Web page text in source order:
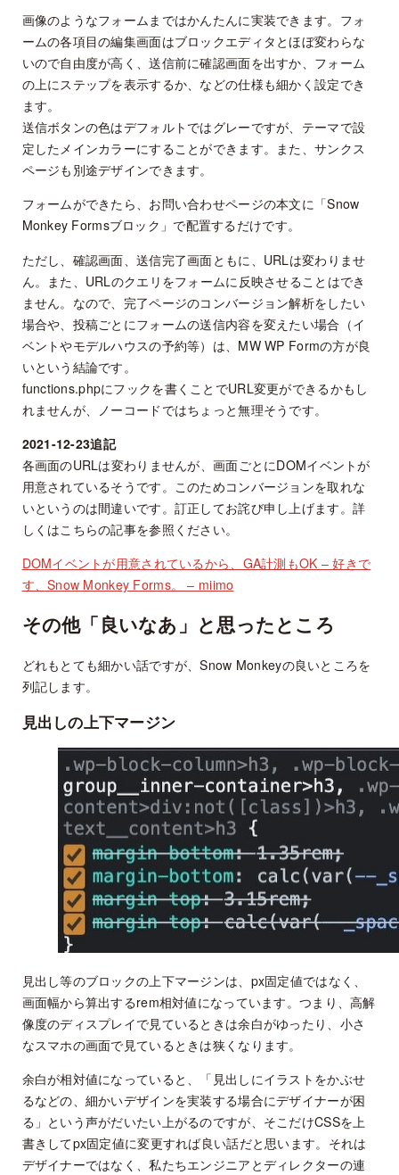
画像のようなフォームまではかんたんに実装できます。フォ
ームの各項目の編集画面はブロックエディタとほぼ変わらな
いので自由度が高く、送信前に確認画面を出すか、フォーム
の上にステップを表示するか、などの仕様も細かく設定でき
ます。
送信ボタンの色はデフォルトではグレーですが、テーマで設
定したメインカラーにすることができます。また、サンクス
ページも別途デザインできます。
フォームができたら、お問い合わせページの本文に「Snow
Monkey Formsブロック」で配置するだけです。
ただし、確認画面、送信完了画面ともに、URLは変わりませ
ん。また、URLのクエリをフォームに反映させることはでき
ません。なので、完了ページのコンバージョン解析をしたい
場合や、投稿ごとにフォームの送信内容を変えたい場合（イ
ベントやモデルハウスの予約等）は、MW WP Formの方が良
いという結論です。
functions.phpにフックを書くことでURL変更ができるかもし
れませんが、ノーコードではちょっと無理そうです。
2021-12-23追記
各画面のURLは変わりませんが、画面ごとにDOMイベントが
用意されているそうです。このためコンバージョンを取れな
いというのは間違いです。訂正してお詫び申し上げます。詳
しくはこちらの記事を参照ください。
DOMイベントが用意されているから、GA計測もOK – 好きで
す、Snow Monkey Forms。 – miimo
その他「良いなあ」と思ったところ
どれもとても細かい話ですが、Snow Monkeyの良いところを
列記します。
見出しの上下マージン
見出し等のブロックの上下マージンは、px固定値ではなく、
画面幅から算出するrem相対値になっています。つまり、高解
像度のディスプレイで見ているときは余白がゆったり、小さ
なスマホの画面で見ているときは狭くなります。
余白が相対値になっていると、「見出しにイラストをかぶせ
るなどの、細かいデザインを実装する場合にデザイナーが困
る」という声がだいたい上がるのですが、そこだけCSSを上
書きしてpx固定値に変更すれば良い話だと思います。それは
デザイナーではなく、私たちエンジニアとディレクターの連